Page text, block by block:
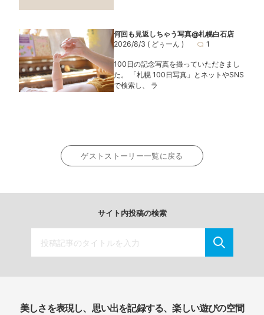
何回も見返しちゃう写真@札幌白石店
2026/8/3 ( どぅーん ) 1
100日の記念写真を撮っていただきまし
た。 「札幌 100日写真」とネットやSNS
で検索し、 ラ
ゲストストーリー一覧に戻る
サイト内投稿の検索
美しさを表現し、思い出を記録する、楽しい遊びの空間